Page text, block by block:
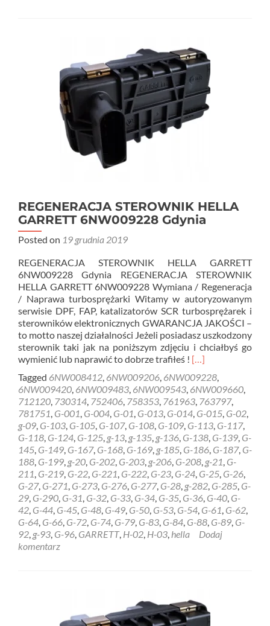
REGENERACJA STEROWNIK HELLA
GARRETT 6NW009228 Gdynia
Posted on 19 grudnia 2019
REGENERACJA STEROWNIK HELLA GARRETT
6NW009228 Gdynia REGENERACJA STEROWNIK
HELLA GARRETT 6NW009228 Wymiana / Regeneracja
/ Naprawa turbosprężarki Witamy w autoryzowanym
serwisie DPF, FAP, katalizatorów SCR turbosprężarek i
sterowników elektronicznych GWARANCJA JAKOŚCI –
to motto naszej działalności Jeżeli posiadasz uszkodzony
sterownik taki jak na poniższym zdjęciu i chciałbyś go
wymienić lub naprawić to dobrze trafiłeś ! Read
about
REGENERACJA
STEROWNIK
HELLA
GARRETT
6NW009228
Gdynia
[…]
Tagged 6NW008412, 6NW009206, 6NW009228,
6NW009420, 6NW009483, 6NW009543, 6NW009660,
712120, 730314, 752406, 758353, 761963, 763797,
781751, G-001, G-004, G-01, G-013, G-014, G-015, G-02,
g-09, G-103, G-105, G-107, G-108, G-109, G-113, G-117,
G-118, G-124, G-125, g-13, g-135, g-136, G-138, G-139, G-
145, G-149, G-167, G-168, G-169, g-185, G-186, G-187, G-
188, G-199, g-20, G-202, G-203, g-206, G-208, g-21, G-
211, G-219, G-22, G-221, G-222, G-23, G-24, G-25, G-26,
G-27, G-271, G-273, G-276, G-277, G-28, g-282, G-285, G-
29, G-290, G-31, G-32, G-33, G-34, G-35, G-36, G-40, G-
42, G-44, G-45, G-48, G-49, G-50, G-53, G-54, G-61, G-62,
G-64, G-66, G-72, G-74, G-79, G-83, G-84, G-88, G-89, G-
92, g-93, G-96, GARRETT, H-02, H-03, hella
Dodaj
komentarz